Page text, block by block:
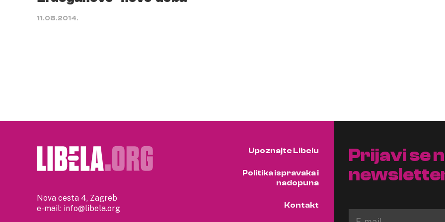
11.08.2014.
Nova cesta 4, Zagreb
e-mail: info@libela.org
Upoznajte Libelu
Politika ispravaka i
nadopuna
Kontakt
Prijavi se